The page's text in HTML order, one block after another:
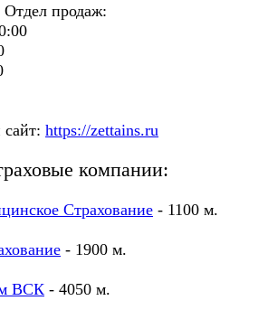
продаж:
https://zettains.ru
компании:
Страхование - 1100 м.
- 1900 м.
ВСК - 4050 м.